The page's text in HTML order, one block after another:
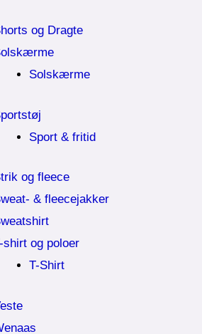
og Dragte
Solskærme
Sport & fritid
og fleece
& fleecejakker
shirt og poloer
T-Shirt